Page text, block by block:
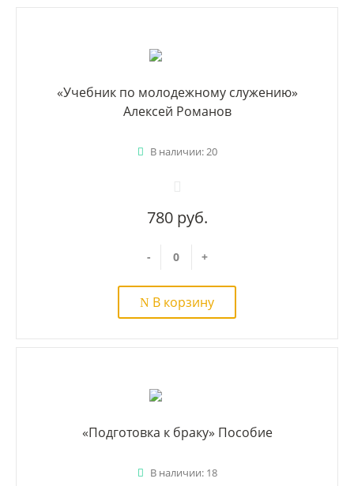
«‎Учебник по молодежному служению»
Алексей Романов
В наличии: 20
780 руб.
- +
В корзину
«Подготовка к браку» Пособие
В наличии: 18